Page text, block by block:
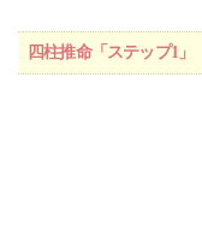
四柱推命「ステップ1